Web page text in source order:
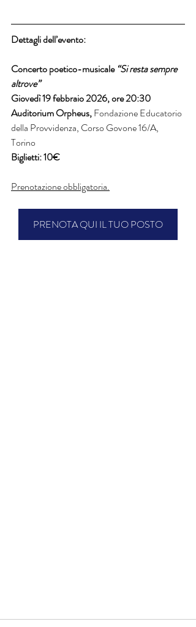
Dettagli dell’evento:
Concerto poetico-musicale “Si resta sempre
altrove”
Giovedì 19 febbraio 2026, ore 20:30
Auditorium Orpheus, Fondazione Educatorio
della Provvidenza, Corso Govone 16/A,
Torino
Biglietti: 10€
Prenotazione obbligatoria.
PRENOTA QUI IL TUO POSTO